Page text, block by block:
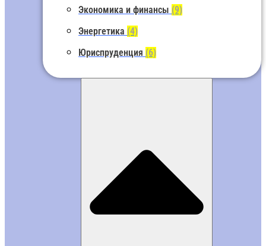
Экономика и финансы (9)
Энергетика (4)
Юриспруденция (6)